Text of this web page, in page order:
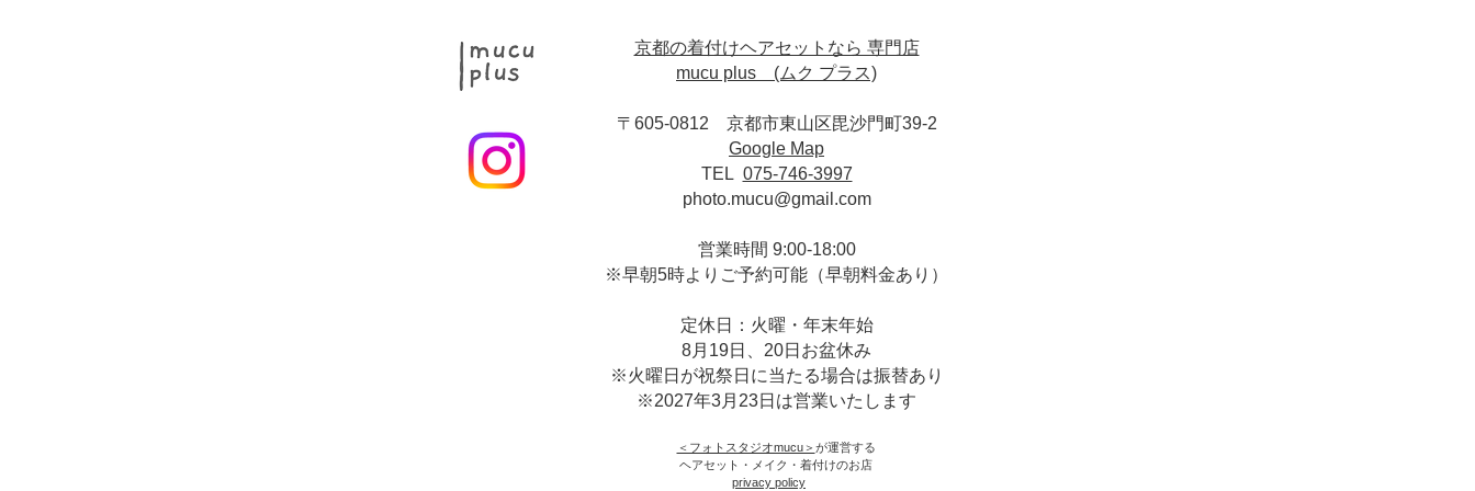
京都の着付けヘアセットなら 専門店
mucu plus (​ムク プラス)
〒605-0812 京都市東山区毘沙門町39-2
Google Map
TEL 075-746-3997
photo.mucu@gmail.com
営業時間 9:00-18:00
​※早朝5時よりご予約可能（早朝料金あり）
定休日：火曜・年末年始
8月19日、20日お盆休み
※火曜日が祝祭日に当たる場合は振替あり
※2027年3月23日は営業いたします
＜​フォトスタジオmucu＞ が運営する
ヘアセット・メイク・着付けのお店
​privacy policy